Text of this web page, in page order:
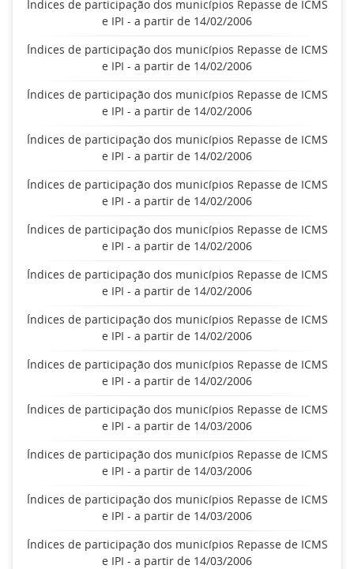
Índices de participação dos municípios Repasse de ICMS
e IPI - a partir de 14/02/2006
Índices de participação dos municípios Repasse de ICMS
e IPI - a partir de 14/02/2006
Índices de participação dos municípios Repasse de ICMS
e IPI - a partir de 14/02/2006
Índices de participação dos municípios Repasse de ICMS
e IPI - a partir de 14/02/2006
Índices de participação dos municípios Repasse de ICMS
e IPI - a partir de 14/02/2006
Índices de participação dos municípios Repasse de ICMS
e IPI - a partir de 14/02/2006
Índices de participação dos municípios Repasse de ICMS
e IPI - a partir de 14/02/2006
Índices de participação dos municípios Repasse de ICMS
e IPI - a partir de 14/02/2006
Índices de participação dos municípios Repasse de ICMS
e IPI - a partir de 14/02/2006
Índices de participação dos municípios Repasse de ICMS
e IPI - a partir de 14/03/2006
Índices de participação dos municípios Repasse de ICMS
e IPI - a partir de 14/03/2006
Índices de participação dos municípios Repasse de ICMS
e IPI - a partir de 14/03/2006
Índices de participação dos municípios Repasse de ICMS
e IPI - a partir de 14/03/2006